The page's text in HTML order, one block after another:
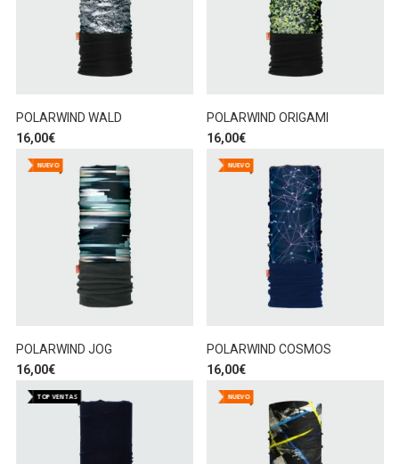
POLARWIND WALD
16,00€
POLARWIND ORIGAMI
16,00€
NUEVO
POLARWIND JOG
16,00€
NUEVO
POLARWIND COSMOS
16,00€
TOP VENTAS NUEVO